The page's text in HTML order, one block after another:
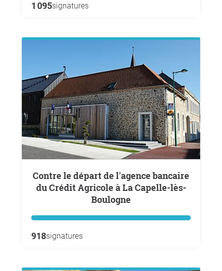
1 095signatures
Contre le départ de l'agence bancaire
du Crédit Agricole à La Capelle-lès-
Boulogne
918signatures